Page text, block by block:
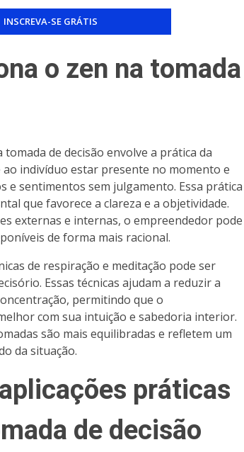
o zen na tomada
de decisão envolve a prática da
indivíduo estar presente no momento e
e sentimentos sem julgamento. Essa prática
que favorece a clareza e a objetividade.
externas e internas, o empreendedor pode
de forma mais racional.
de respiração e meditação pode ser
Essas técnicas ajudam a reduzir a
permitindo que o
com sua intuição e sabedoria interior.
são mais equilibradas e refletem um
da situação.
práticas
de decisão